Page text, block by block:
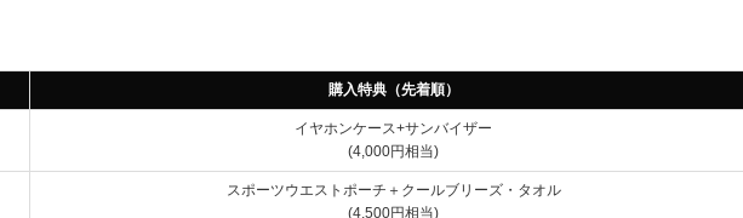
購入特典（先着順）
イヤホンケース+サンバイザー
(4,000円相当)
スポーツウエストポーチ＋クールブリーズ・タオル
(4,500円相当)